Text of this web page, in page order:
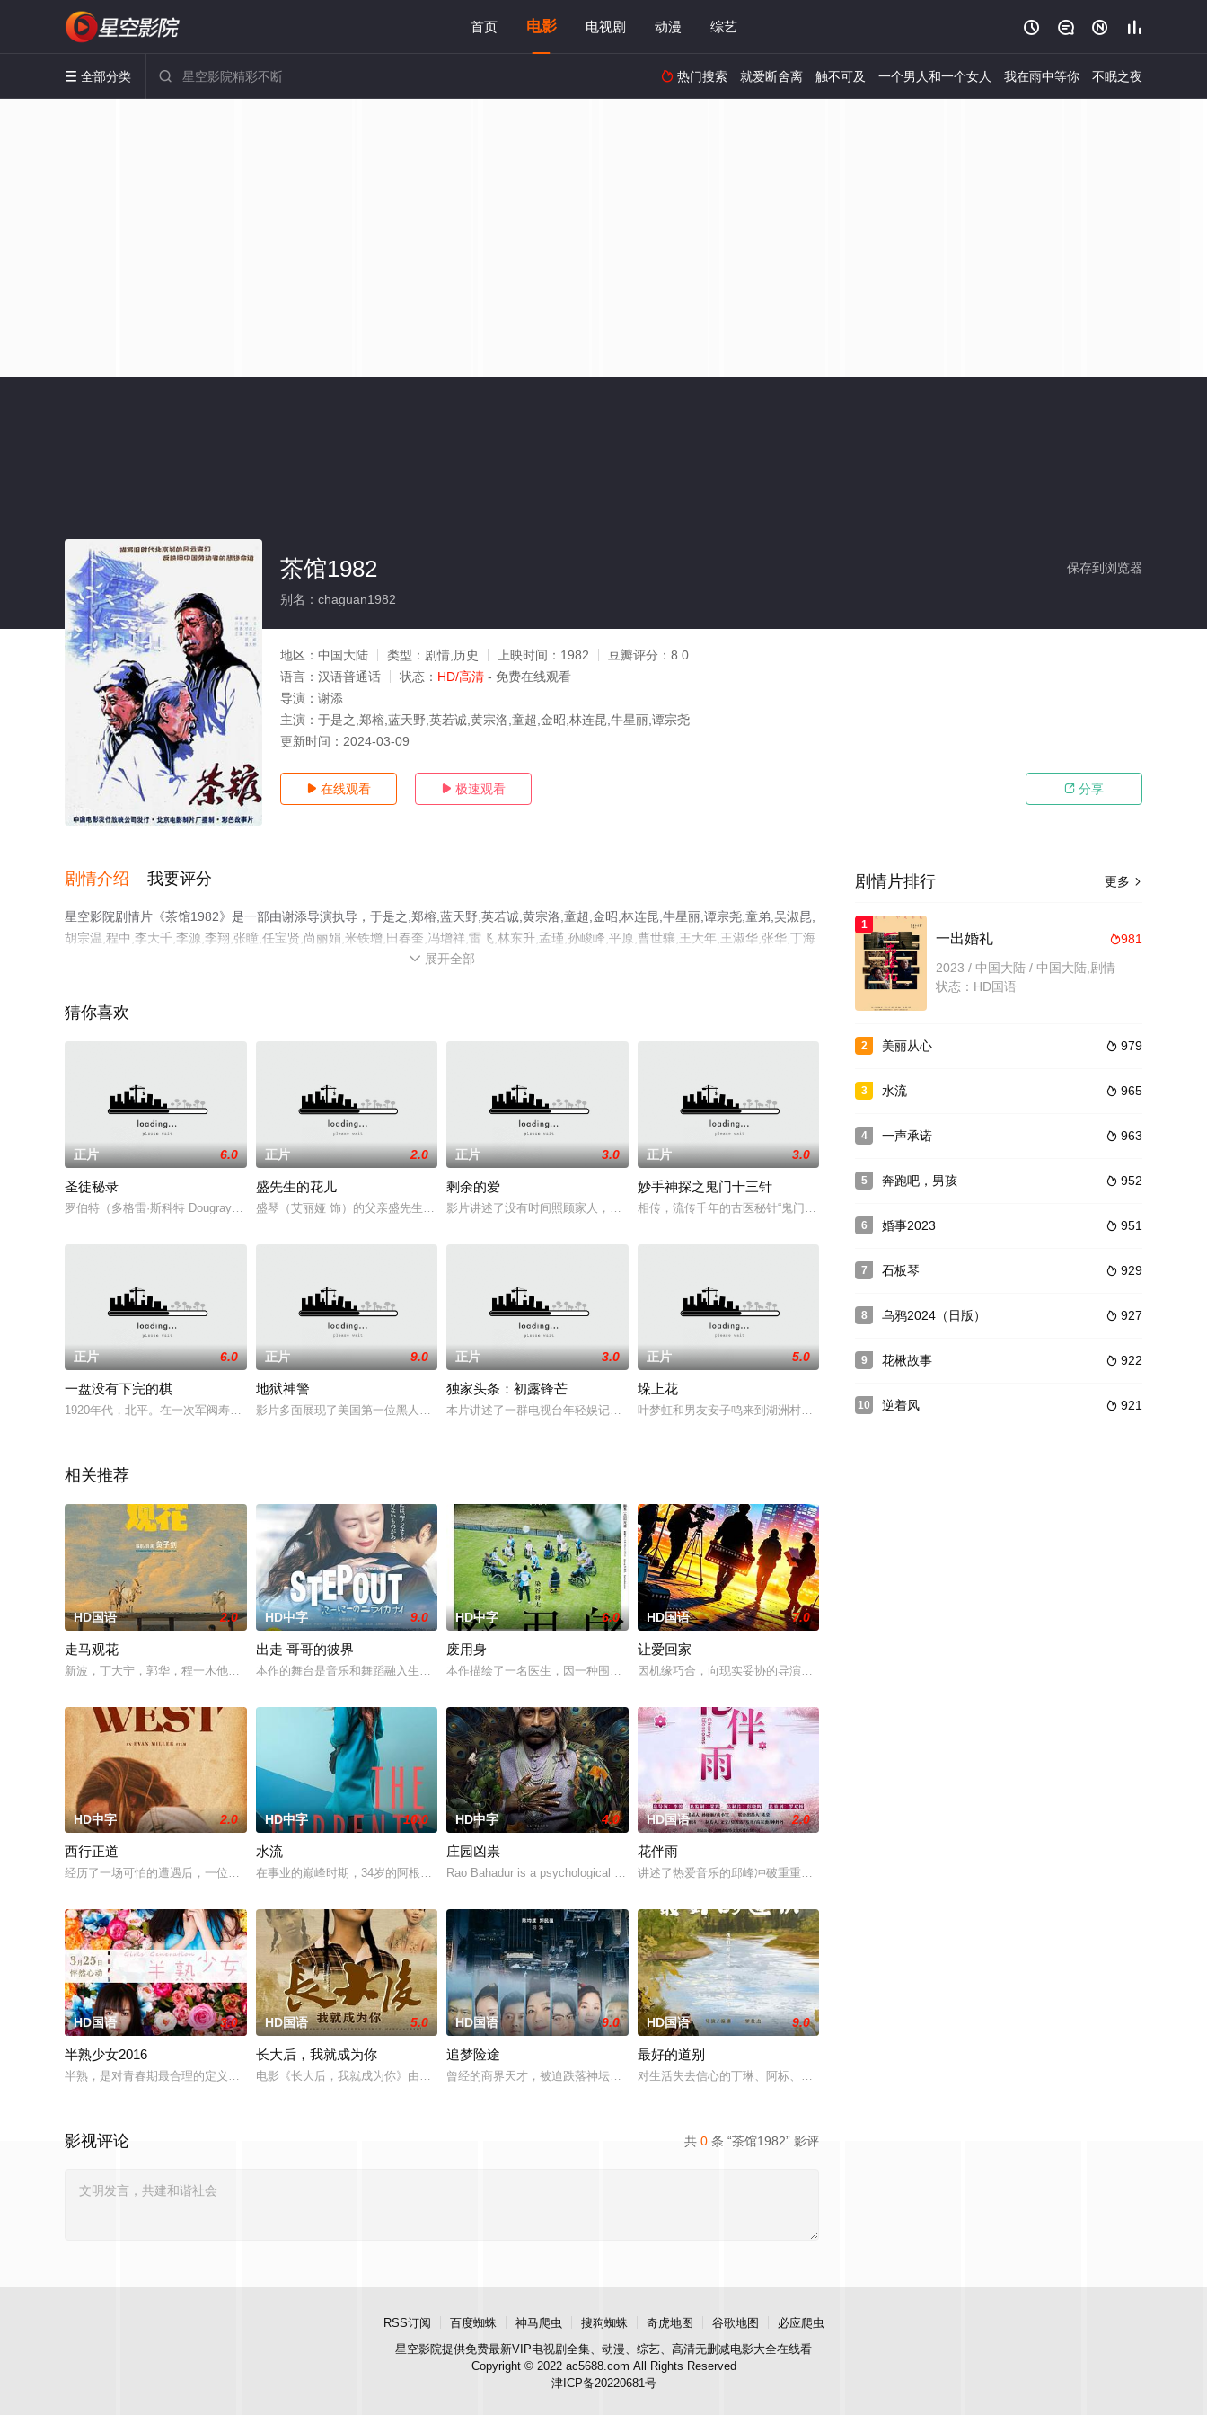
首页 电影 电视剧 动漫 综艺    
 全部分类   热门搜索 就爱断舍离 触不可及 一个男人和一个女人 我在雨中等你 不眠之夜
HD
保存到浏览器
茶馆1982
别名：chaguan1982
地区： 中国大陆 类型： 剧情,历史 上映时间： 1982 豆瓣评分： 8.0
语言： 汉语普通话 状态： HD/高清 - 免费在线观看
导演： 谢添
主演： 于是之,郑榕,蓝天野,英若诚,黄宗洛,童超,金昭,林连昆,牛星丽,谭宗尧
更新时间： 2024-03-09
 在线观看  极速观看  分享
剧情介绍 我要评分
星空影院剧情片《茶馆1982》是一部由谢添导演执导，于是之,郑榕,蓝天野,英若诚,黄宗洛,童超,金昭,林连昆,牛星丽,谭宗尧,童弟,吴淑昆,
胡宗温,程中,李大千,李源,李翔,张瞳,任宝贤,尚丽娟,米铁增,田春奎,冯增祥,雷飞,林东升,孟瑾,孙峻峰,平原,曹世骧,王大年,王淑华,张华,丁海
涛,朱旭,孙敬修,曹孟浪,何康理等演员精彩演绎的中国大陆电影，手机免费观看高清未删减完整版电影大全就上星空电影网，更多相关信
 展开全部
猜你喜欢
正片 6.0
圣徒秘录
罗伯特（多格雷·斯科特 Dougray Scott 饰）是一名新闻记者，为了撰写关于约瑟玛利亚（查理·考克斯 Charl
正片 2.0
盛先生的花儿
盛琴（艾丽娅 饰）的父亲盛先生（王德顺 饰）患上了老年痴呆症，每况愈下，最终生活无法自理。为了照顾父亲的饮食起居，盛琴雇
正片 3.0
剩余的爱
影片讲述了没有时间照顾家人，每天忙于公司事务的韩国代表性家长“金峰勇”，因把自己当下人使唤的上司不仅整天陪酒，还被当成司
正片 3.0
妙手神探之鬼门十三针
相传，流传千年的古医秘针“鬼门十三针”正可救人于鬼门，邪可控人于傀儡，人人皆想得之，奈何它早已匿于
正片 6.0
一盘没有下完的棋
1920年代，北平。在一次军阀寿宴棋会上，日本围棋高手松波（三国连太郎 饰）与江南棋王况易山（孙道临 饰）相遇。无意中松
正片 9.0
地狱神警
影片多面展现了美国第一位黑人副警长拜斯·里弗斯的传奇故事。在他漫长的危险职业生涯中，他曾逮捕超过3000名罪犯。
正片 3.0
独家头条：初露锋芒
本片讲述了一群电视台年轻娱记突破重重阻碍，追查一起剧组事故背后真相的过程，探讨了全民“吃瓜”时代里真相的边界和主流媒体的
正片 5.0
垛上花
叶梦虹和男友安子鸣来到湖洲村，叶梦虹的舅舅金虎是村支书。周志轩的蔬菜脱水厂由于环境污染问题被关停
相关推荐
HD国语 2.0
走马观花
新波，丁大宁，郭华，程一木他们毕业于同一所大学。他们和很多年轻人一样，自以为是，敏感错弱，没有被认可的才华。他们来自不同
HD中字 9.0
出走 哥哥的彼界
本作的舞台是音乐和舞蹈融入生活的冲绳。与母亲朱音、妹妹舞一起生活的照屋踊，憧憬舞蹈学校的丽莎，开始了舞蹈生涯。朱音为了支
HD中字 6.0
废用身
本作描绘了一名医生，因一种围绕“废用身”——因瘫痪等原因已无恢复可能的四肢——的治疗方法，而一步步踏入在追求理想的理性与
HD国语 7.0
让爱回家
因机缘巧合，向现实妥协的导演朱达仁萌生拍一部《河南人在北京》电影的念头，在说服主编姚松、老乡韩战
HD中字 2.0
西行正道
经历了一场可怕的遭遇后，一位小镇女子向疏远的哥哥借了钱，独自一人踏上穿越西德克萨斯州的旅程，寻求紧急医疗救助。一路上，她
HD中字 10.0
水流
在事业的巅峰时期，34岁的阿根廷造型师丽娜在瑞士的一场颁奖典礼后，被一种突如其来的冲动驱使。回到布宜诺斯艾利斯后，她什么
HD中字 4.0
庄园凶祟
Rao Bahadur is a psychological drama set against the backdro
HD国语 2.0
花伴雨
讲述了热爱音乐的邱峰冲破重重阻力，克服种种困难，组建乐队追求自己的音乐梦想，并走出了困住他的亲情
HD国语 3.0
半熟少女2016
半熟，是对青春期最合理的定义，它是梦开始的地方，没有深思熟虑，只有最单纯的坚定，然而，在这个充满意外的年纪，未来似乎变得
HD国语 5.0
长大后，我就成为你
电影《长大后，我就成为你》由中共四川省第十一届党代表、第十二届中华慈善奖最具爱心慈善楷模张彦杰老师的故事改编，通过创建爱
HD国语 9.0
追梦险途
曾经的商界天才，被迫跌落神坛。被那微不足道的成就麻醉过后他该如何面对现实，能改变他的命运的是谁？什么才是生命价值的真谛？
HD国语 9.0
最好的道别
对生活失去信心的丁琳、阿标、梁兴、林雪宜在网上相约轻生，他们来到一座偏僻的小镇，在小镇里他们经历
共 0 条 “茶馆1982” 影评
影视评论
更多 
剧情片排行
1
981
一出婚礼
2023 / 中国大陆 / 中国大陆,剧情
状态：HD国语
2  979
美丽从心
3  965
水流
4  963
一声承诺
5  952
奔跑吧，男孩
6  951
婚事2023
7  929
石板琴
8  927
乌鸦2024（日版）
9  922
花楸故事
10  921
逆着风
RSS订阅 百度蜘蛛 神马爬虫 搜狗蜘蛛 奇虎地图 谷歌地图
必应爬虫
星空影院提供免费最新VIP电视剧全集、动漫、综艺、高清无删减电影大全在线看
Copyright © 2022 ac5688.com All Rights Reserved
津ICP备20220681号